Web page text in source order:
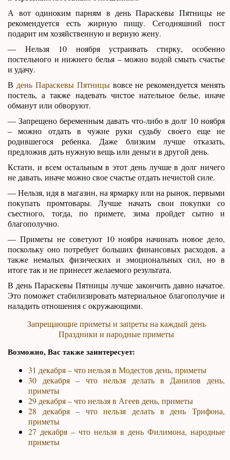
А вот одиноким парням в день Параскевы Пятницы не
рекомендуется есть жирную пищу. Сегодняшний пост
подарит им хозяйственную и верную жену.
— Нельзя 10 ноября устраивать стирку, особенно
постельного и нижнего белья – можно водой смыть счастье
и удачу.
В день Параскевы Пятницывовсе не рекомендуется менять
постель, а также надевать чистое нательное белье, иначе
обманут или обворуют.
— Запрещено беременным давать что-либо в долг 10 ноября
– можно отдать в чужие руки судьбу своего еще не
родившегося ребенка. Даже близким лучше отказать,
предложив дать нужную вещь или деньги в другой день.
Кстати, и всем остальным в этот день лучше в долг ничего
не давать, иначе можно свое счастье отдать нечистой силе.
— Нельзя, идя в магазин, на ярмарку или на рынок, первыми
покупать промтовары. Лучше начать свои покупки со
съестного, тогда, по примете, зима пройдет сытно и
благополучно.
— Приметы не советуют 10 ноября начинать новое дело,
поскольку оно потребует больших финансовых расходов, а
также немалых физических и эмоциональных сил, но в
итоге так и не принесет желаемого результата.
В день Параскевы Пятницы лучше закончить давно начатое.
Это поможет стабилизировать материальное благополучие и
наладить отношения с окружающими.
Запрещающие приметы и запреты на каждый день
Праздники и народные приметы
Возможно, Вас также заинтересует:
31 декабря – что нельзя в Модестов день, приметы
30 декабря – что нельзя делать в Данилов день,
приметы
29 декабря – что нельзя в Агеев день, приметы
28 декабря – что нельзя делать в день Трифона,
приметы
27 декабря – что нельзя в день Филимона, народные
приметы